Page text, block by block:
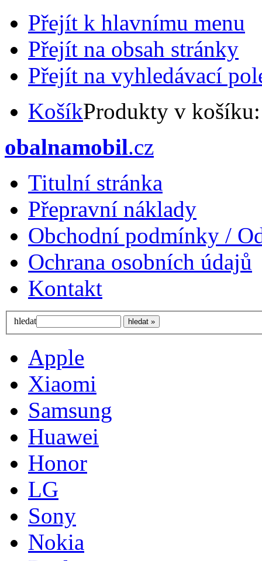
Přejít k hlavnímu menu
Přejít na obsah stránky
Přejít na vyhledávací
KošíkProdukty v
obalnamobil.cz
Titulní stránka
Přepravní náklady
Obchodní podmínky /
Ochrana osobních údajů
Kontakt
hledat
Apple
Xiaomi
Samsung
Huawei
Honor
LG
Sony
Nokia